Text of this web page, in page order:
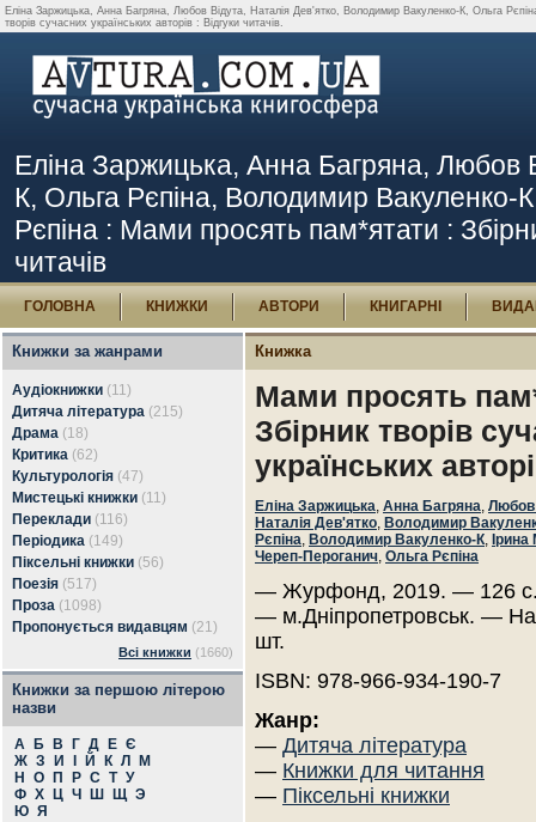
Еліна Заржицька, Анна Багряна, Любов Відута, Наталія Дев'ятко, Володимир Вакуленко-К, Ольга
творів сучасних українських авторів : Відгуки читачів.
Еліна Заржицька, Анна Багряна, Любов
К, Ольга Рєпіна, Володимир
Рєпіна : Мами просять пам*ятати :
читачів
ГОЛОВНА КНИЖКИ АВТОРИ КНИГАРНІ
Книжки за жанрами
Аудіокнижки (11)
Дитяча література (215)
Драма (18)
Критика (62)
Культурологія (47)
Мистецькі книжки (11)
Переклади (116)
Періодика (149)
Піксельні книжки (56)
Поезія (517)
Проза (1098)
Пропонується видавцям (21)
Всі книжки (1660)
Книжки за першою літерою
назви
А Б В Г Д Е Є
Ж З И Й К Л
М
Н
О П Р С Т У
Ф Х Ц Ч Ш Щ Э
Ю Я
Книжка
Мами просять
Збірник творів
українських
Еліна Заржицька, Анна Багряна, Любов
Наталія Дев'ятко, Володимир
Рєпіна, Володимир Вакуленко-К,
Череп-Пероганич, Ольга Рєпіна
— Журфонд, 2019. — 126
— м.Дніпропетровськ. —
шт.
ISBN: 978-966-934-190-7
Жанр:
— Дитяча література
— Книжки для читання
— Піксельні книжки